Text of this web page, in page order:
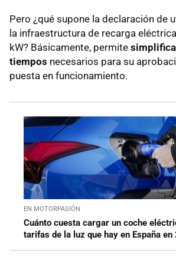
Pero ¿qué supone la declaración de
la infraestructura de recarga
kW? Básicamente, permite
tiempos necesarios para su
puesta en funcionamiento.
EN MOTORPASIÓN
Cuánto cuesta cargar un coche
tarifas de la luz que hay en España en